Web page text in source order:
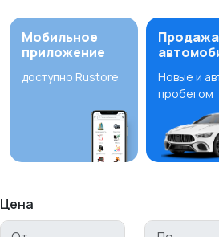
Мобильное
приложение
доступно Rustore
Продажа
Новые и
пробегом
Цена